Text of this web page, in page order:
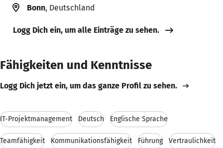
Bonn, Deutschland
Logg Dich ein, um alle Einträge zu sehen.
Fähigkeiten und Kenntnisse
Logg Dich jetzt ein, um das ganze Profil zu sehen.
IT-Projektmanagement Deutsch Englische Sprache
Teamfähigkeit Kommunikationsfähigkeit Führung Vertraulichkeit